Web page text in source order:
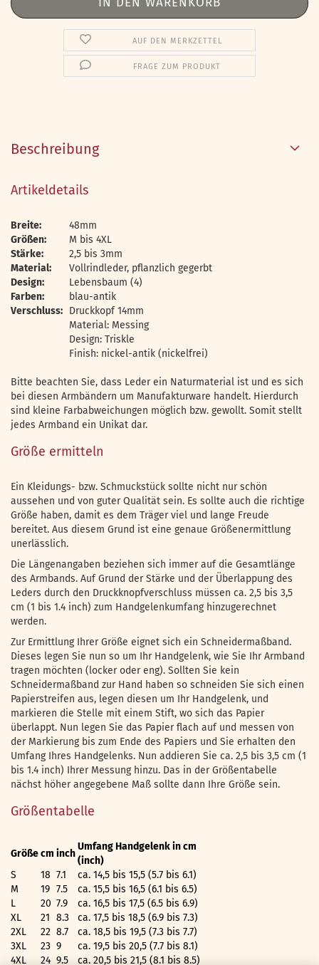
AUF DEN MERKZETTEL
FRAGE ZUM PRODUKT
Beschreibung
Artikeldetails
Breite:
48mm
Größen:
M bis 4XL
Stärke:
2,5 bis 3mm
Material:
Vollrindleder, pflanzlich gegerbt
Design:
Lebensbaum (4)
Farben:
blau-antik
Verschluss: Druckkopf 14mm
Material: Messing
Design: Triskle
Finish: nickel-antik (nickelfrei)
Bitte beachten Sie, dass Leder ein Naturmaterial ist und es sich
bei diesen Armbändern um Manufakturware handelt. Hierdurch
sind kleine Farbabweichungen möglich bzw. gewollt. Somit stellt
jedes Armband ein Unikat dar.
Größe ermitteln
Ein Kleidungs- bzw. Schmuckstück sollte nicht nur schön
aussehen und von guter Qualität sein. Es sollte auch die richtige
Größe haben, damit es dem Träger viel und lange Freude
bereitet. Aus diesem Grund ist eine genaue Größenermittlung
unerlässlich.
Die Längenangaben beziehen sich immer auf die Gesamtlänge
des Armbands. Auf Grund der Stärke und der Überlappung des
Leders durch den Druckknopfverschluss müssen ca. 2,5 bis 3,5
cm (1 bis 1.4 inch) zum Handgelenkumfang hinzugerechnet
werden.
Zur Ermittlung Ihrer Größe eignet sich ein Schneidermaßband.
Dieses legen Sie nun so um Ihr Handgelenk, wie Sie Ihr Armband
tragen möchten (locker oder eng). Sollten Sie kein
Schneidermaßband zur Hand haben so schneiden Sie sich einen
Papierstreifen aus, legen diesen um Ihr Handgelenk, und
markieren die Stelle mit einem Stift, wo sich das Papier
überlappt. Nun legen Sie das Papier flach auf und messen von
der Markierung bis zum Ende des Papiers und Sie erhalten den
Umfang Ihres Handgelenks. Nun addieren Sie ca. 2,5 bis 3,5 cm (1
bis 1.4 inch) Ihrer Messung hinzu. Das in der Größentabelle
nächst höher angegebene Maß sollte dann Ihre Größe sein.
Größentabelle
Größecm inch
Umfang Handgelenk in cm
(inch)
S
18 7.1
ca. 14,5 bis 15,5 (5.7 bis 6.1)
M
19 7.5
ca. 15,5 bis 16,5 (6.1 bis 6.5)
L
20 7.9
ca. 16,5 bis 17,5 (6.5 bis 6.9)
XL
21 8.3
ca. 17,5 bis 18,5 (6.9 bis 7.3)
2XL
22 8.7
ca. 18,5 bis 19,5 (7.3 bis 7.7)
3XL
23 9
ca. 19,5 bis 20,5 (7.7 bis 8.1)
4XL
24 9.5 ca. 20,5 bis 21,5 (8.1 bis 8.5)